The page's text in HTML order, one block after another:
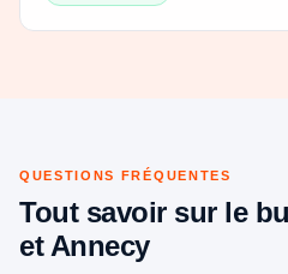
QUESTIONS FRÉQUENTES
Tout savoir sur le
et Annecy